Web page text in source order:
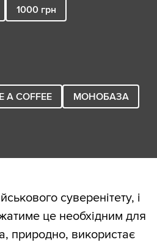
1000 грн
A COFFEE
МОНОБАЗА
суверенітету, і
це необхідним для
природно, використає